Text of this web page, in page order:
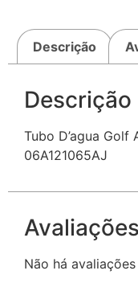
Descrição
Descrição
Tubo D’agua Golf
06A121065AJ
Avaliações
Não há